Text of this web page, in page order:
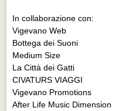
In collaborazione con:
Vigevano Web
Bottega dei Suoni
Medium Size
La Città dei Gatti
CIVATURS VIAGGI
Vigevano Promotions
After Life Music Dimension